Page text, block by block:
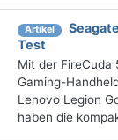
Artikel
Test
Mit der FireCuda
Gaming-
Lenovo Legion
haben die